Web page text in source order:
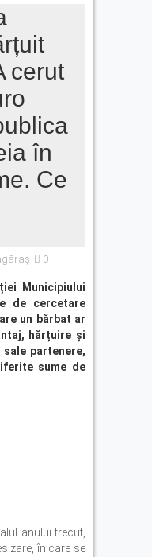
se vede la
premiera în
live, anii
pentru
Făgăraș.
dedicat celor care
transforme ideile
cerut
în
Ce
0
Municipiului
de cercetare
un bărbat ar
hărțuire și
partenere,
sume de
anului trecut,
în care se